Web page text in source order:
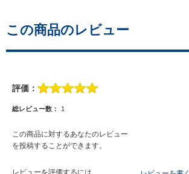
この商品のレビュー
評価：
総レビュー数： 1
この商品に対するあなたのレビュー
を投稿することができます。
レビューを評価するには